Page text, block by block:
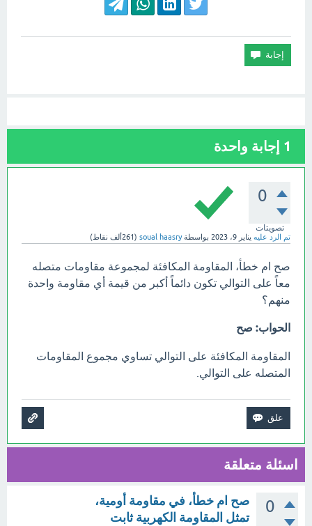
1 إجابة واحدة
0
تصويتات
تم الرد عليه يناير 9، 2023 بواسطةsoual haasry
(261ألف نقاط)
صح ام خطأ، المقاومة المكافئة لمجموعة مقاومات متصله
معاً على التوالي تكون دائماً أكبر من قيمة أي مقاومة واحدة
منهم؟
الحواب: صح
المقاومة المكافئة على التوالي تساوي مجموع المقاومات
المتصله على التوالي.
اسئلة متعلقة
0
صح ام خطأ، في مقاومة أومية،
تمثل المقاومة الكهربية ثابت